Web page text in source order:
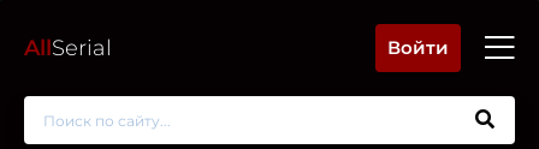
AllSerial Войти